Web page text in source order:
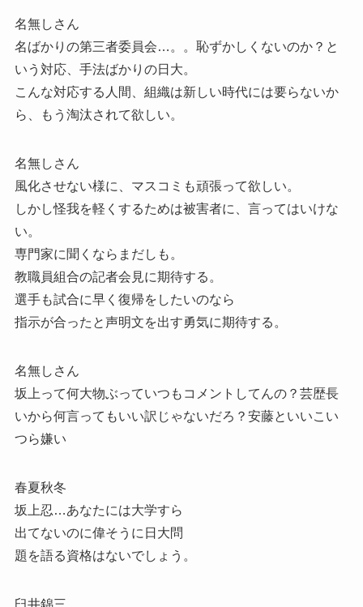
名無しさん
名ばかりの第三者委員会…。。恥ずかしくないのか？と
いう対応、手法ばかりの日大。
こんな対応する人間、組織は新しい時代には要らないか
ら、もう淘汰されて欲しい。
名無しさん
風化させない様に、マスコミも頑張って欲しい。
しかし怪我を軽くするためは被害者に、言ってはいけな
い。
専門家に聞くならまだしも。
教職員組合の記者会見に期待する。
選手も試合に早く復帰をしたいのなら
指示が合ったと声明文を出す勇気に期待する。
名無しさん
坂上って何大物ぶっていつもコメントしてんの？芸歴長
いから何言ってもいい訳じゃないだろ？安藤といいこい
つら嫌い
春夏秋冬
坂上忍…あなたには大学すら
出てないのに偉そうに日大問
題を語る資格はないでしょう。